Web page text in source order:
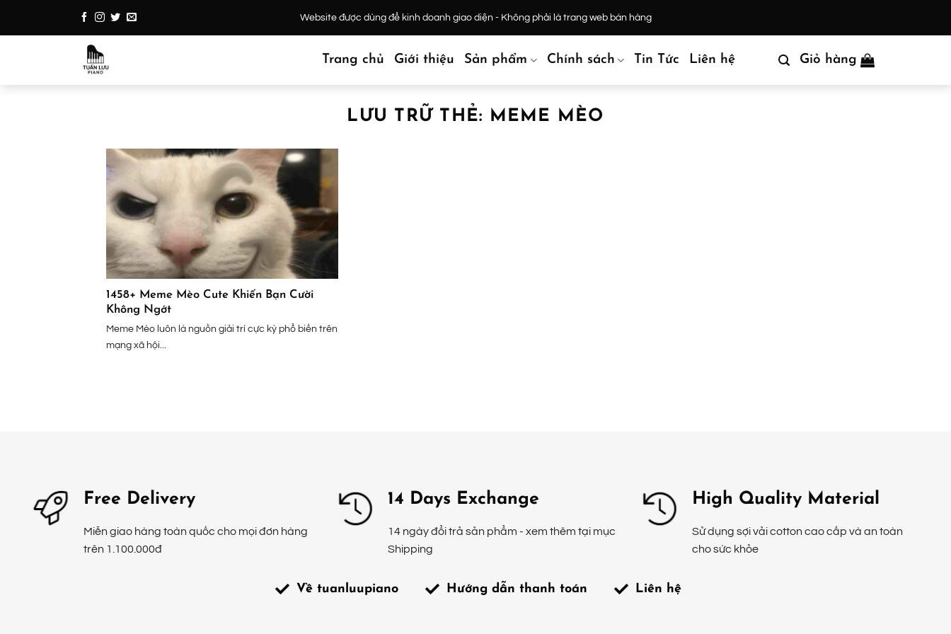
Website được dùng để kinh doanh giao diện - Không phải là trang web bán hàng
Trang chủ Giới thiệu Sản phẩm Chính sách Tin Tức Liên hệ Giỏ hàng
LƯU TRỮ THẺ: MEME MÈO
1458+ Meme Mèo Cute Khiến Bạn Cười
Không Ngớt
Meme Mèo luôn là nguồn giải trí cực kỳ phổ biến trên
mạng xã hội...
Free Delivery
Miễn giao hàng toàn quốc cho mọi đơn hàng
trên 1.100.000đ
14 Days Exchange
14 ngày đổi trả sản phẩm - xem thêm tại mục
Shipping
High Quality Material
Sử dụng sợi vải cotton cao cấp và an toàn
cho sức khỏe
Về tuanluupiano Hướng dẫn thanh toán Liên hệ